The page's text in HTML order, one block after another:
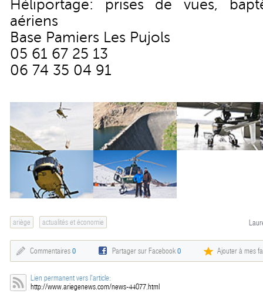
Héliportage: prises de vues,
aériens
Base Pamiers Les Pujols
05 61 67 25 13
06 74 35 04 91
ariège actualités et économie
Commentaires 0 Partager sur Facebook0 Ajouter à mes
Lien permanent vers l'article:
http://www.ariegenews.com/news-44077.html